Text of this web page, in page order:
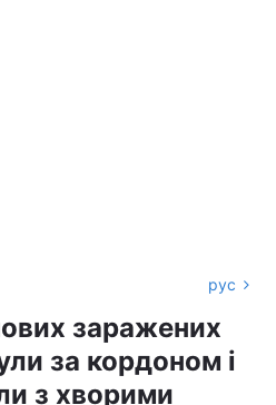
рус
заражених
за кордоном і
з хворими